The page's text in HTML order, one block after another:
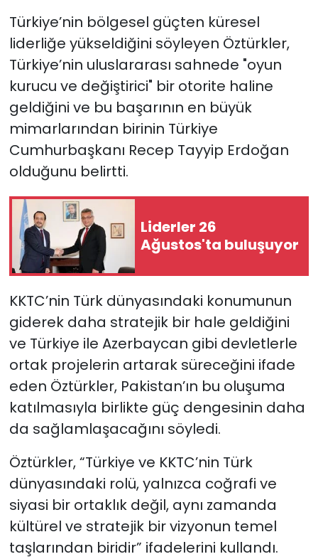
Türkiye’nin bölgesel güçten küresel
liderliğe yükseldiğini söyleyen Öztürkler,
Türkiye’nin uluslararası sahnede "oyun
kurucu ve değiştirici" bir otorite haline
geldiğini ve bu başarının en büyük
mimarlarından birinin Türkiye
Cumhurbaşkanı Recep Tayyip Erdoğan
olduğunu belirtti.
Liderler 26
Ağustos'ta buluşuyor
KKTC’nin Türk dünyasındaki konumunun
giderek daha stratejik bir hale geldiğini
ve Türkiye ile Azerbaycan gibi devletlerle
ortak projelerin artarak süreceğini ifade
eden Öztürkler, Pakistan’ın bu oluşuma
katılmasıyla birlikte güç dengesinin daha
da sağlamlaşacağını söyledi.
Öztürkler, “Türkiye ve KKTC’nin Türk
dünyasındaki rolü, yalnızca coğrafi ve
siyasi bir ortaklık değil, aynı zamanda
kültürel ve stratejik bir vizyonun temel
taşlarından biridir” ifadelerini kullandı.